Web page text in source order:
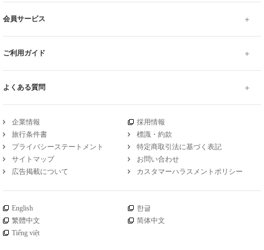
会員サービス
ご利用ガイド
よくある質問
企業情報
採用情報
旅行条件書
標識・約款
プライバシーステートメント
特定商取引法に基づく表記
サイトマップ
お問い合わせ
広告掲載について
カスタマーハラスメントポリシー
English
한글
繁體中文
简体中文
Tiếng việt